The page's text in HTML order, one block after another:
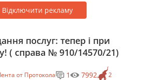
Відключити рекламу
послуг: тепер і при
( справа № 910/14570/21)
от Протокола 2
1 7992